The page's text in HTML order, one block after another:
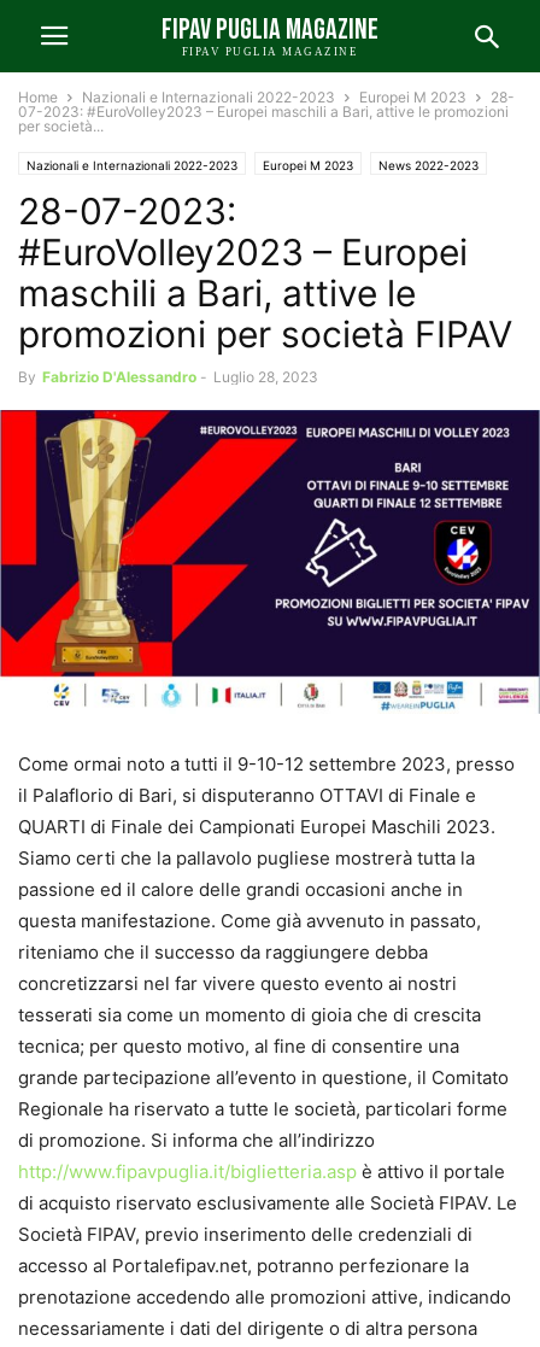
FIPAV PUGLIA MAGAZINE
FIPAV PUGLIA MAGAZINE
Home Nazionali e Internazionali 2022-2023 Europei M 2023
28-
07-2023: #EuroVolley2023 – Europei maschili a Bari, attive le promozioni
per società...
Nazionali e Internazionali 2022-2023 Europei M 2023 News 2022-2023
News FIPAV Puglia 2022-2023
28-07-2023:
#EuroVolley2023 – Europei
maschili a Bari, attive le
promozioni per società FIPAV
By Fabrizio D'Alessandro - Luglio 28, 2023
Come ormai noto a tutti il 9-10-12 settembre 2023, presso
il Palaflorio di Bari, si disputeranno OTTAVI di Finale e
QUARTI di Finale dei Campionati Europei Maschili 2023.
Siamo certi che la pallavolo pugliese mostrerà tutta la
passione ed il calore delle grandi occasioni anche in
questa manifestazione. Come già avvenuto in passato,
riteniamo che il successo da raggiungere debba
concretizzarsi nel far vivere questo evento ai nostri
tesserati sia come un momento di gioia che di crescita
tecnica; per questo motivo, al fine di consentire una
grande partecipazione all’evento in questione, il Comitato
Regionale ha riservato a tutte le società, particolari forme
di promozione. Si informa che all’indirizzo
http://www.fipavpuglia.it/biglietteria.asp è attivo il portale
di acquisto riservato esclusivamente alle Società FIPAV. Le
Società FIPAV, previo inserimento delle credenziali di
accesso al Portalefipav.net, potranno perfezionare la
prenotazione accedendo alle promozioni attive, indicando
necessariamente i dati del dirigente o di altra persona